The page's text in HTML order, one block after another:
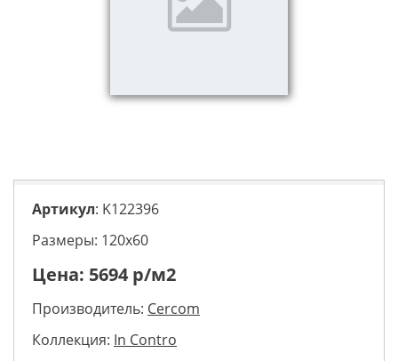
Артикул: K122396
Размеры: 120х60
Цена: 5694 р/м2
Производитель: Cercom
Коллекция: In Contro